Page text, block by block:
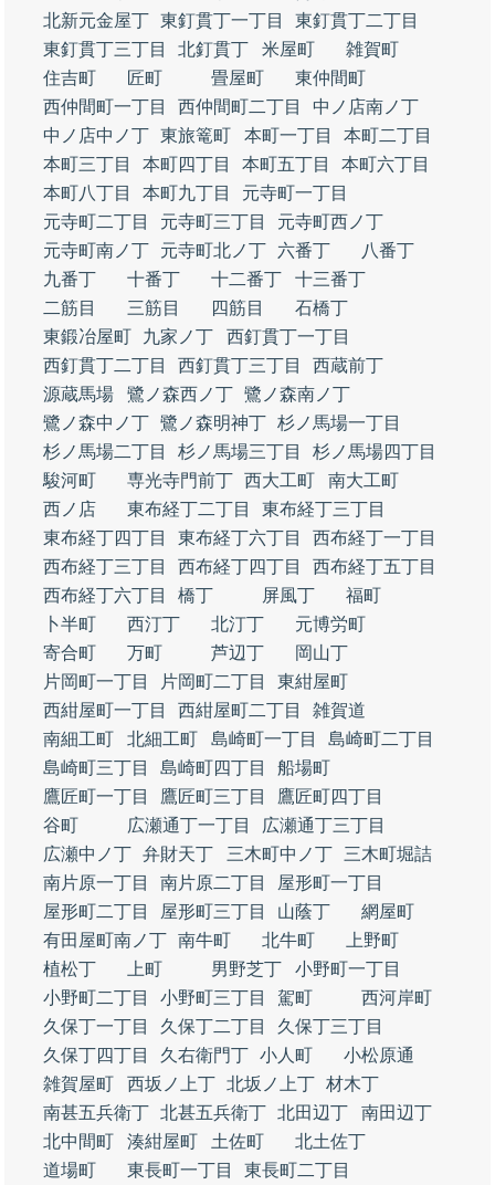
北新元金屋丁 東釘貫丁一丁目
東釘貫丁二丁目
東釘貫丁三丁目
北釘貫丁 米屋町
雑賀町
住吉町
匠町 畳屋町
東仲間町
西仲間町一丁目
西仲間町二丁目
中ノ店南ノ丁
中ノ店中ノ丁 東旅篭町 本町一丁目
本町二丁目
本町三丁目
本町四丁目 本町五丁目
本町六丁目
本町八丁目
本町九丁目
元寺町一丁目
元寺町二丁目
元寺町三丁目
元寺町西ノ丁
元寺町南ノ丁
元寺町北ノ丁 六番丁
八番丁
九番丁
十番丁 十二番丁
十三番丁
二筋目
三筋目 四筋目
石橋丁
東鍛冶屋町
九家ノ丁
西釘貫丁一丁目
西釘貫丁二丁目
西釘貫丁三丁目
西蔵前丁
源蔵馬場
鷺ノ森西ノ丁 鷺ノ森南ノ丁
鷺ノ森中ノ丁 鷺ノ森明神丁 杉ノ馬場一丁目
杉ノ馬場二丁目
杉ノ馬場三丁目
杉ノ馬場四丁目
駿河町
専光寺門前丁 西大工町
南大工町
西ノ店
東布経丁二丁目
東布経丁三丁目
東布経丁四丁目
東布経丁六丁目
西布経丁一丁目
西布経丁三丁目
西布経丁四丁目
西布経丁五丁目
西布経丁六丁目
橋丁 屏風丁
福町
卜半町
西汀丁 北汀丁
元博労町
寄合町
万町 芦辺丁
岡山丁
片岡町一丁目
片岡町二丁目
東紺屋町
西紺屋町一丁目
西紺屋町二丁目
雑賀道
南細工町
北細工町 島崎町一丁目
島崎町二丁目
島崎町三丁目
島崎町四丁目
船場町
鷹匠町一丁目
鷹匠町三丁目
鷹匠町四丁目
谷町
広瀬通丁一丁目
広瀬通丁三丁目
広瀬中ノ丁 弁財天丁 三木町中ノ丁
三木町堀詰
南片原一丁目
南片原二丁目
屋形町一丁目
屋形町二丁目
屋形町三丁目 山蔭丁
網屋町
有田屋町南ノ丁 南牛町 北牛町
上野町
植松丁
上町 男野芝丁
小野町一丁目
小野町二丁目
小野町三丁目 駕町
西河岸町
久保丁一丁目
久保丁二丁目
久保丁三丁目
久保丁四丁目
久右衛門丁 小人町
小松原通
雑賀屋町
西坂ノ上丁 北坂ノ上丁 材木丁
南甚五兵衛丁 北甚五兵衛丁 北田辺丁
南田辺丁
北中間町
湊紺屋町 土佐町
北土佐丁
道場町
東長町一丁目
東長町二丁目